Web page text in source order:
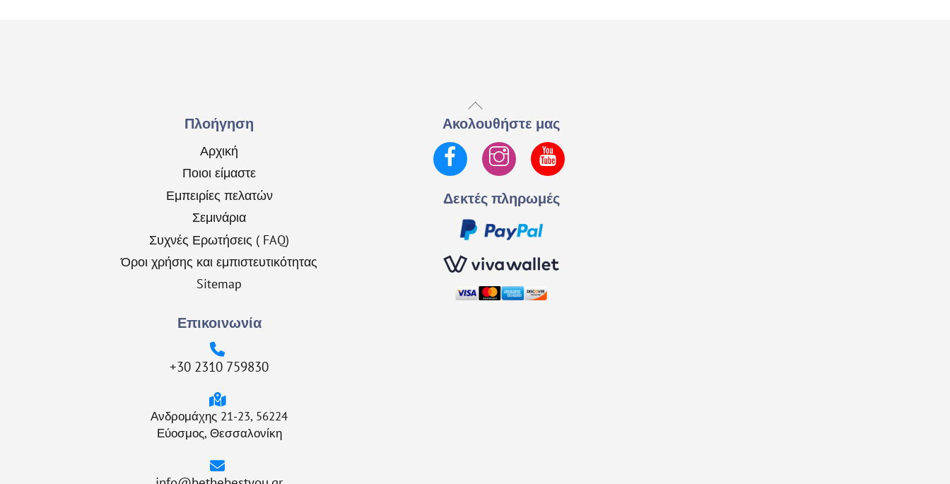
Back
To
Πλοήγηση
Αρχική
Ποιοι είμαστε
Εμπειρίες πελατών
Σεμινάρια
Συχνές Ερωτήσεις ( FAQ)
Όροι χρήσης και εμπιστευτικότητας
Sitemap
Ακολουθήστε μας
Facebook Instagram
Δεκτές πληρωμές
Επικοινωνία
+30 2310 759830
Ανδρομάχης 21-23, 56224
Εύοσμος, Θεσσαλονίκη